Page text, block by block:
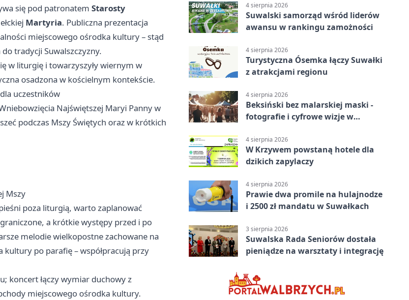
się pod patronatem Starosty
Martyria. Publiczna prezentacja
miejscowego ośrodka kultury – stąd
tradycji Suwalszczyzny.
w liturgię i towarzyszyły wiernym w
osadzona w kościelnym kontekście.
uczestników
Najświętszej Maryi Panny w
podczas Mszy Świętych oraz w krótkich
Mszy
poza liturgią, warto zaplanować
a krótkie występy przed i po
melodie wielkopostne zachowane na
kultury po parafię – współpracują przy
koncert łączy wymiar duchowy z
miejscowego ośrodka kultury.
4 sierpnia 2026
Suwalski samorząd wśród liderów
awansu w rankingu zamożności
4 sierpnia 2026
Turystyczna Ósemka łączy Suwałki
z atrakcjami regionu
4 sierpnia 2026
Beksiński bez malarskiej maski -
fotografie i cyfrowe wizje w
4 sierpnia 2026
W Krzywem powstaną hotele dla
dzikich zapylaczy
4 sierpnia 2026
Prawie dwa promile na hulajnodze
i 2500 zł mandatu w Suwałkach
3 sierpnia 2026
Suwalska Rada Seniorów dostała
pieniądze na warsztaty i integrację